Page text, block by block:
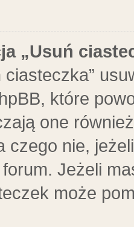
„Usuń
ciasteczka”
które
one
czego nie,
Jeżeli
może